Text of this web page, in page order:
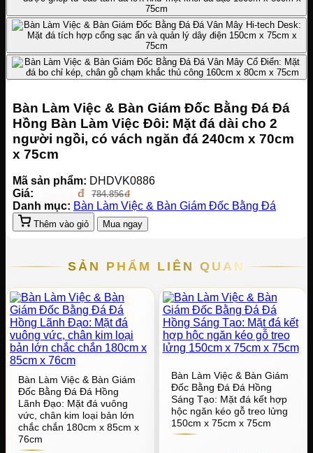
Bàn Làm Việc & Bàn Giám Đốc Bằng Đá Đá
Hồng Bàn Làm Việc Đôi: Mặt đá dài cho 2
người ngồi, có vách ngăn đá 240cm x 70cm
x 75cm
Mã sản phẩm: DHDVK0886
Giá:
784.856
Danh mục: Bàn Làm Việc & Bàn Giám Đốc Bằng Đá
Thêm vào giỏ Mua ngay
SẢN PHẨM LIÊN QUAN
Bàn Làm Việc & Bàn Giám
Đốc Bằng Đá Đá Hồng
Lãnh Đạo: Mặt đá vuông
vức, chân kim loại bản lớn
chắc chắn 180cm x 85cm x
76cm
Bàn Làm Việc & Bàn Giám
Đốc Bằng Đá Đá Hồng
Sáng Tạo: Mặt đá kết hợp
hộc ngăn kéo gỗ treo lửng
150cm x 75cm x 75cm